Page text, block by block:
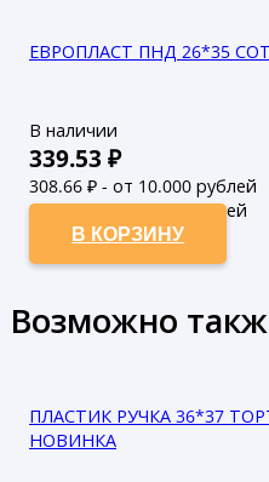
ЕВРОПЛАСТ ПНД 26*35
В наличии
339.53 ₽
308.66 ₽ - от 10.000 рублей
280.6₽ - от 50.000 рублей
В КОРЗИНУ
Возможно
ПЛАСТИК РУЧКА 36*37
НОВИНКА